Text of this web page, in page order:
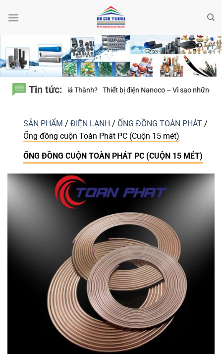
qua
Tin tức:
Thiết bị điện Nanoco – Vì sao những công trình bền vững luôn chú
SẢN PHẨM / ĐIỆN LẠNH / ỐNG ĐỒNG TOÀN PHÁT /
Ống đồng cuộn Toàn Phát PC (Cuộn 15 mét)
ỐNG ĐỒNG CUỘN TOÀN PHÁT PC (CUỘN 15 MÉT)